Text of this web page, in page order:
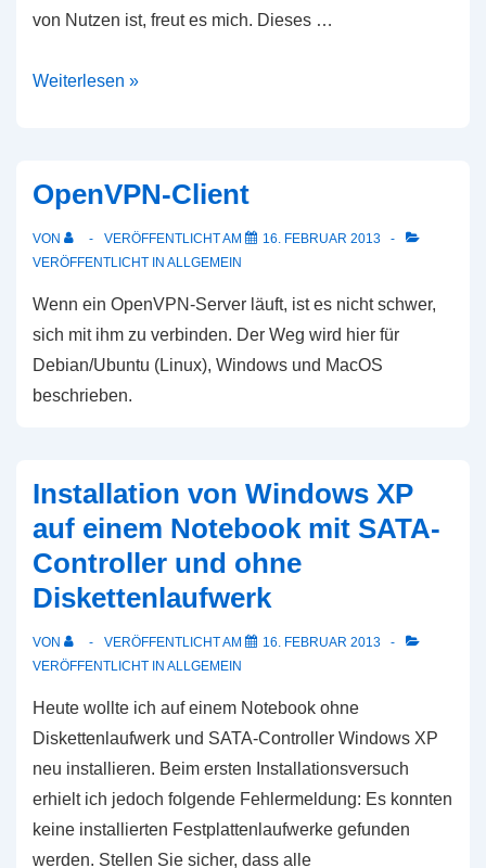
von Nutzen ist, freut es mich. Dieses …
NSLU2
Weiterlesen »
OpenVPN-Client
VON VERÖFFENTLICHT AM
16. FEBRUAR 2013
VERÖFFENTLICHT IN ALLGEMEIN
Wenn ein OpenVPN-Server läuft, ist es nicht schwer,
sich mit ihm zu verbinden. Der Weg wird hier für
Debian/Ubuntu (Linux), Windows und MacOS
beschrieben.
Installation von Windows XP
auf einem Notebook mit SATA-
Controller und ohne
Diskettenlaufwerk
VON VERÖFFENTLICHT AM
16. FEBRUAR 2013
VERÖFFENTLICHT IN ALLGEMEIN
Heute wollte ich auf einem Notebook ohne
Diskettenlaufwerk und SATA-Controller Windows XP
neu installieren. Beim ersten Installationsversuch
erhielt ich jedoch folgende Fehlermeldung: Es konnten
keine installierten Festplattenlaufwerke gefunden
werden. Stellen Sie sicher, dass alle